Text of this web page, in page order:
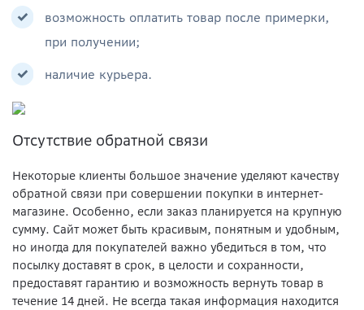
возможность оплатить товар после примерки,
при получении;
наличие курьера.
Отсутствие обратной связи
Некоторые клиенты большое значение уделяют качеству
обратной связи при совершении покупки в интернет-
магазине. Особенно, если заказ планируется на крупную
сумму. Сайт может быть красивым, понятным и удобным,
но иногда для покупателей важно убедиться в том, что
посылку доставят в срок, в целости и сохранности,
предоставят гарантию и возможность вернуть товар в
течение 14 дней. Не всегда такая информация находится